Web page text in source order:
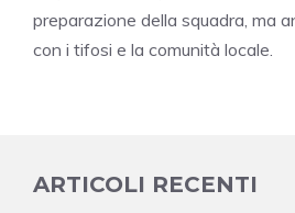
preparazione della squadra, ma
con i tifosi e la comunità locale.
ARTICOLI RECENTI